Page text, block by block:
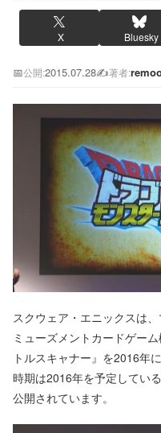
X Bluesky
📅公開:2015.07.28✍️著者:
スクウェア・エニックスは
ミューズメントカードゲー
トルスキャナー』を2016年
時期は2016年を予定してい
公開されています。